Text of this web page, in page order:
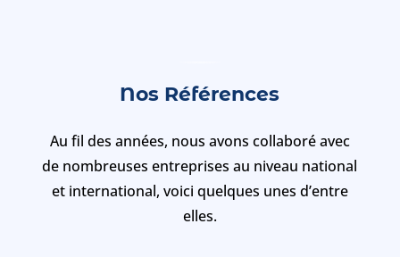
Nos Références
Au fil des années, nous avons collaboré avec
de nombreuses entreprises au niveau national
et international, voici quelques unes d’entre
elles.